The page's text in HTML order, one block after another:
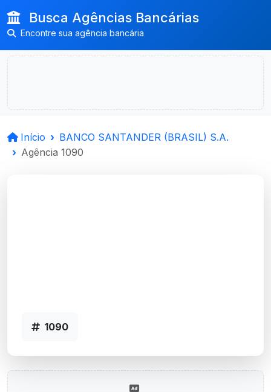
Busca Agências Bancárias
Encontre sua agência bancária
Início
BANCO SANTANDER (BRASIL) S.A.
Agência 1090
1090